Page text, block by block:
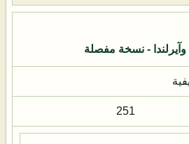
- نسخة مفصلة
251